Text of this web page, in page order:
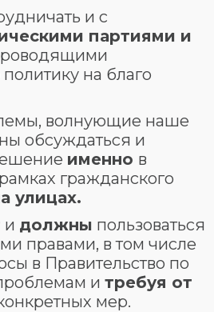
и с
партиями и
на благо
волнующие наше
обсуждаться и
именно в
гражданского
улицах.
и должны пользоваться
правами, в том числе
в Правительство по
и требуя от
мер.